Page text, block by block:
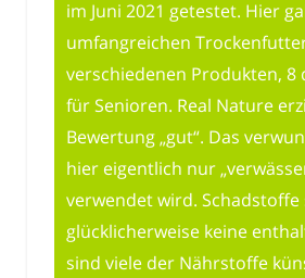
im Juni 2021 getestet. Hier
umfangreichen
verschiedenen Produkten, 8
für Senioren. Real Nature
Bewertung „gut“. Das
hier eigentlich nur
verwendet wird. Schadstoffe
glücklicherweise keine
sind viele der Nährstoffe